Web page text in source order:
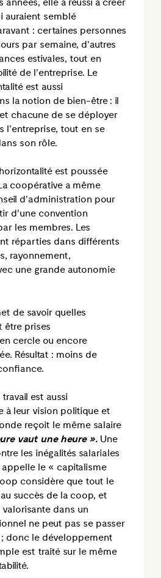
années, elle a réussi à créer
auraient semblé
: certaines personnes
par semaine, d’autres
estivales, tout en
de l’entreprise. Le
est aussi
la notion de bien-être : il
chacune de se déployer
l’entreprise, tout en se
son rôle.
est poussée
coopérative a même
d’administration pour
d’une convention
les membres. Les
réparties dans différents
rayonnement,
une grande autonomie
de savoir quelles
être prises
cercle ou encore
Résultat : moins de
est aussi
à leur vision politique et
reçoit le même salaire
vaut une heure ». Une
les inégalités salariales
le « capitalisme
considère que tout le
succès de la coop, et
valorisante dans un
ne peut pas se passer
; donc le développement
est traité sur le même